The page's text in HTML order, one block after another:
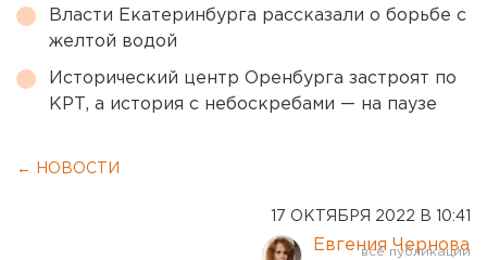
Власти Екатеринбурга рассказали о борьбе с
желтой водой
Исторический центр Оренбурга застроят по
КРТ, а история с небоскребами — на паузе
← НОВОСТИ
17 ОКТЯБРЯ 2022 В 10:41
Евгения Чернова